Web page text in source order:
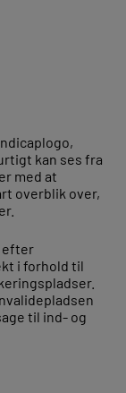
kan ses fra
med at
overblik over,
efter
i forhold til
til ind- og